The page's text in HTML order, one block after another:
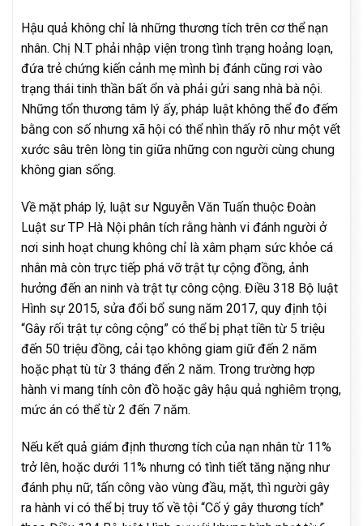
Hậu quả không chỉ là những thương tích trên cơ thể nạn
nhân. Chị N.T phải nhập viện trong tình trạng hoảng loạn,
đứa trẻ chứng kiến cảnh mẹ mình bị đánh cũng rơi vào
trạng thái tinh thần bất ổn và phải gửi sang nhà bà nội.
Những tổn thương tâm lý ấy, pháp luật không thể đo đếm
bằng con số nhưng xã hội có thể nhìn thấy rõ như một vết
xước sâu trên lòng tin giữa những con người cùng chung
không gian sống.
Về mặt pháp lý, luật sư Nguyễn Văn Tuấn thuộc Đoàn
Luật sư TP Hà Nội phân tích rằng hành vi đánh người ở
nơi sinh hoạt chung không chỉ là xâm phạm sức khỏe cá
nhân mà còn trực tiếp phá vỡ trật tự cộng đồng, ảnh
hưởng đến an ninh và trật tự công cộng. Điều 318 Bộ luật
Hình sự 2015, sửa đổi bổ sung năm 2017, quy định tội
“Gây rối trật tự công cộng” có thể bị phạt tiền từ 5 triệu
đến 50 triệu đồng, cải tạo không giam giữ đến 2 năm
hoặc phạt tù từ 3 tháng đến 2 năm. Trong trường hợp
hành vi mang tính côn đồ hoặc gây hậu quả nghiêm trọng,
mức án có thể từ 2 đến 7 năm.
Nếu kết quả giám định thương tích của nạn nhân từ 11%
trở lên, hoặc dưới 11% nhưng có tình tiết tăng nặng như
đánh phụ nữ, tấn công vào vùng đầu, mặt, thì người gây
ra hành vi có thể bị truy tố về tội “Cố ý gây thương tích”